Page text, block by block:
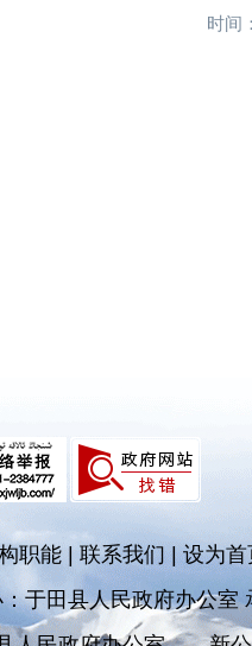
时间
职能 联系我们|设为首
于田县人民政府办公室